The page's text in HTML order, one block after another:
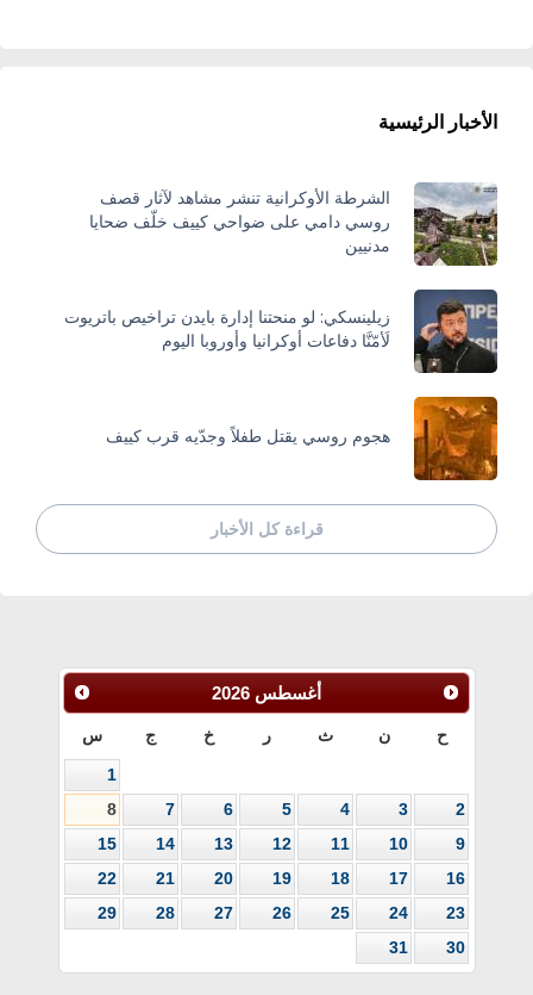
الأخبار الرئيسية
الشرطة الأوكرانية تنشر مشاهد لآثار قصف
روسي دامي على ضواحي كييف خلّف ضحايا
مدنيين
زيلينسكي: لو منحتنا إدارة بايدن تراخيص باتريوت
لَأمّنَّا دفاعات أوكرانيا وأوروبا اليوم
هجوم روسي يقتل طفلاً وجدّيه قرب كييف
قراءة كل الأخبار
أغسطس 2026
ح ن ث ر خ ج س
1
2
3
4
5
6
7
8
9
10
11
12
13
14
15
16
17
18
19
20
21
22
23
24
25
26
27
28
29
30
31